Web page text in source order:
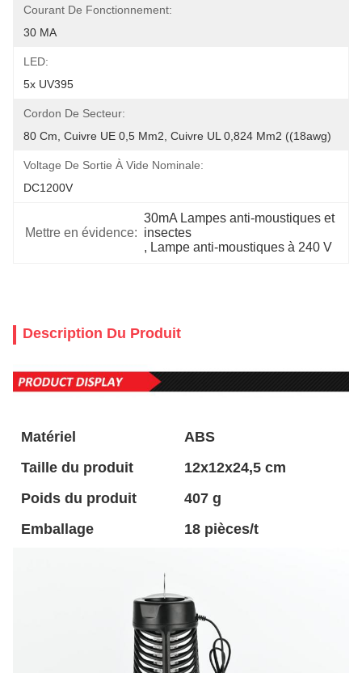
Courant De Fonctionnement:
30 MA
LED:
5x UV395
Cordon De Secteur:
80 Cm, Cuivre UE 0,5 Mm2, Cuivre UL 0,824 Mm2 ((18awg)
Voltage De Sortie À Vide Nominale:
DC1200V
Mettre en évidence:
30mA Lampes anti-moustiques et
insectes
, Lampe anti-moustiques à 240 V
Description Du Produit
Matériel
ABS
Taille du produit
12x12x24,5 cm
Poids du produit
407 g
Emballage
18 pièces/t